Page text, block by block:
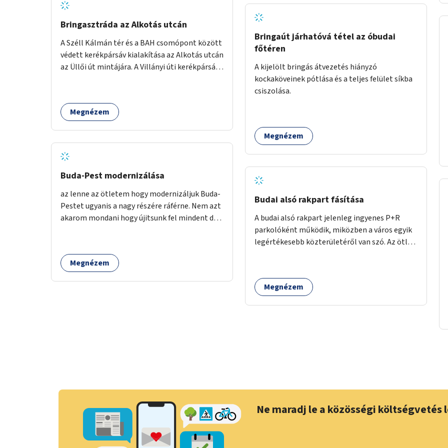
Bringasztráda az Alkotás utcán
A Széll Kálmán tér és a BAH csomópont között
védett kerékpársáv kialakítása az Alkotás utcán
az Üllői út mintájára. A Villányi úti kerékpársáv
áthelyezésével, illetve a jelenleg ingyenes
(tehát hasznot nem termelő) parkolóhelyek
létrehozására.
Megnézem
Buda-Pest modernizálása
az lenne az ötletem hogy modernizáljuk Buda-
Pestet ugyanis a nagy részére ráférne. Nem azt
akarom mondani hogy újitsunk fel mindent de
Megnézem
szeretettel
Bringaút járhatóvá tétel az óbudai
főtéren
A kijelölt bringás átvezetés hiányzó
kockaköveinek pótlása és a teljes felület síkba
csiszolása.
Megnézem
Budai alsó rakpart fásítása
A budai alsó rakpart jelenleg ingyenes P+R
parkolóként működik, miközben a város egyik
legértékesebb közterületéről van szó. Az ötlet
teret padokkal, fákkal.
Megnézem
Ne maradj le a közösségi